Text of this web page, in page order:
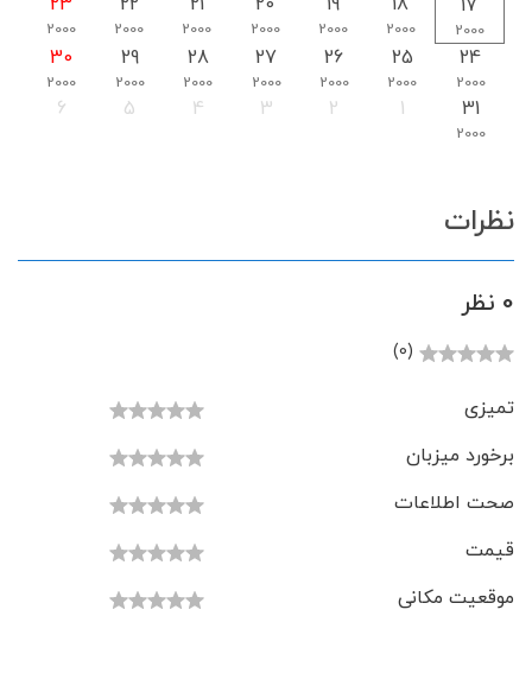
17
2000
18
2000
19
2000
20
2000
21
2000
22
2000
23
2000
24
2000
25
2000
26
2000
27
2000
28
2000
29
2000
30
2000
31
2000
1
2
3
4
5
6
نظرات
0 نظر
(0)
تمیزی
برخورد میزبان
صحت اطلاعات
قیمت
موقعیت مکانی